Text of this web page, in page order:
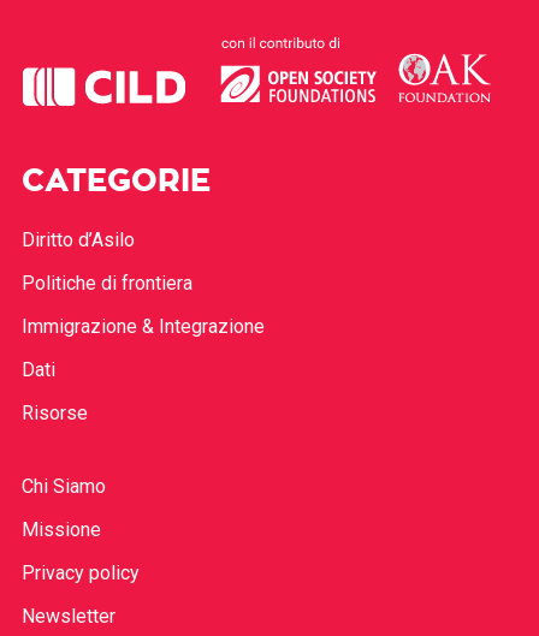
CATEGORIE
Diritto d’Asilo
Politiche di frontiera
Immigrazione & Integrazione
Dati
Risorse
Chi Siamo
Missione
Privacy policy
Newsletter